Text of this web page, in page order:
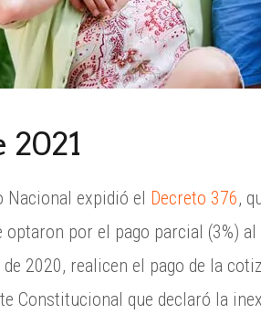
Nacional expidió el Decreto 376,
por el pago parcial (3%)
2020, realicen el pago de la
Constitucional que declaró la